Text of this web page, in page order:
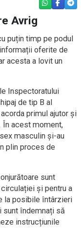
WHATSAPP
Avrig
puțin timp pe podul
oferite de
acesta a lovit un
Inspectoratului
de tip B al
primul ajutor și
În acest moment,
masculin și-au
plin proces de
sunt
și pentru a
la posibile întârzieri
sunt îndemnați să
instrucțiunile